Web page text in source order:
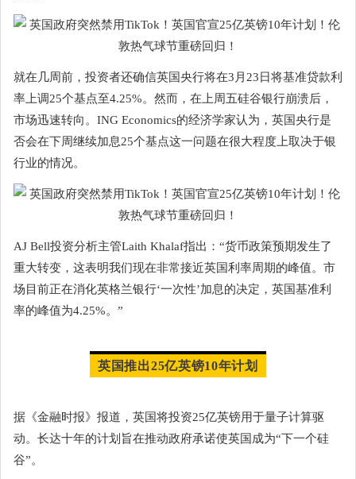
就在几周前，投资者还确信英国央行将在3月23日将基准贷款利
率上调25个基点至4.25%。然而，在上周五硅谷银行崩溃后，
市场迅速转向。ING Economics的经济学家认为，英国央行是
否会在下周继续加息25个基点这一问题在很大程度上取决于银
行业的情况。
AJ Bell投资分析主管Laith Khalaf指出：“货币政策预期发生了
重大转变，这表明我们现在非常接近英国利率周期的峰值。市
场目前正在消化英格兰银行‘一次性’加息的决定，英国基准利
率的峰值为4.25%。”
英国推出25亿英镑10年计划
据《金融时报》报道，英国将投资25亿英镑用于量子计算驱
动。长达十年的计划旨在推动政府承诺使英国成为“下一个硅
谷”。